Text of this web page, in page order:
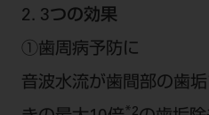
2. 3つの効果
①歯周病予防に
音波水流が歯間部の歯
*2